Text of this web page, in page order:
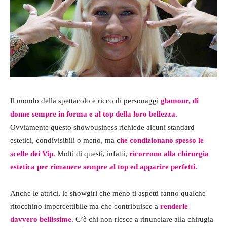
Il mondo della spettacolo è ricco di personaggi glamour, di
donne sempre in forma e al top della loro bellezza.
Ovviamente questo showbusiness richiede alcuni standard
estetici, condivisibili o meno, ma che condizionano spesso le
scelte dei Vip. Molti di questi, infatti, ricorrono alla chirurgia
estetica per rimanere sempre al top ed apparire perfetti.
Anche le attrici, le showgirl che meno ti aspetti fanno qualche
ritocchino impercettibile ma che contribuisce a renderle
davvero bellissime. C’è chi non riesce a rinunciare alla chirugia